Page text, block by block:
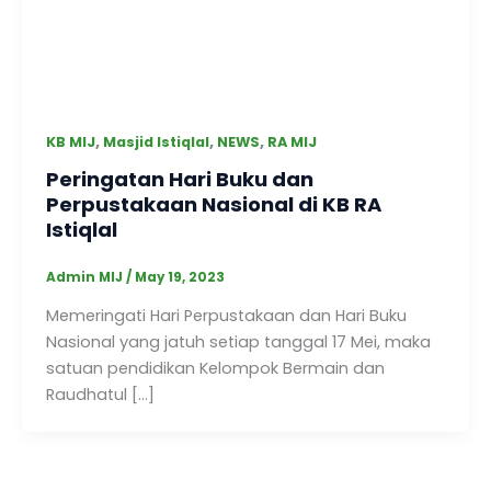
KB MIJ, Masjid Istiqlal, NEWS, RA MIJ
Peringatan Hari Buku dan
Perpustakaan Nasional di KB RA
Istiqlal
Admin MIJ / May 19, 2023
Memeringati Hari Perpustakaan dan Hari Buku
Nasional yang jatuh setiap tanggal 17 Mei, maka
satuan pendidikan Kelompok Bermain dan
Raudhatul […]